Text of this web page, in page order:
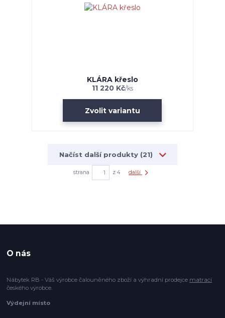
KLÁRA křeslo
11 220 Kč/ks
Zvolit variantu
Načíst další produkty (21)
strana z 4 další
O nás
Nábytek RB - Váš výrobce čalouněného zboží a výhradní prodejce matrací
českého výrobce.
Výdejní místo